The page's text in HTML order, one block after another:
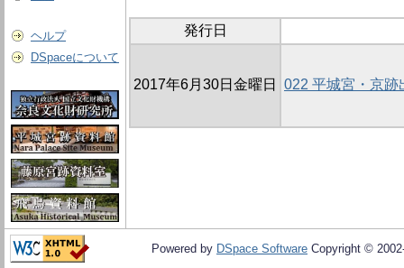
ヘルプ
DSpaceについて
発行日
2017年6月30日金曜日 022 平城宮・京跡
Powered by DSpace Software Copyright ©